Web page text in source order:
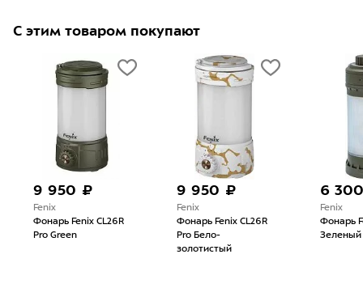
С этим товаром покупают
9 950 ₽
Fenix
Фонарь Fenix CL26R
Pro Green
9 950 ₽
Fenix
Фонарь Fenix CL26R
Pro Бело-
золотистый
6
Fenix
Фонарь
Зеленый